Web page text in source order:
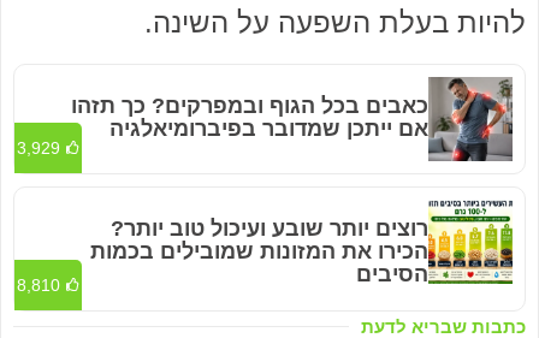
להיות בעלת השפעה על השינה.
כתבות שבריא לדעת
כאבים בכל הגוף ובמפרקים? כך תזהו
אם ייתכן שמדובר בפיברומיאלגיה
3,929
רוצים יותר שובע ועיכול טוב יותר?
הכירו את המזונות שמובילים בכמות
הסיבים
8,810